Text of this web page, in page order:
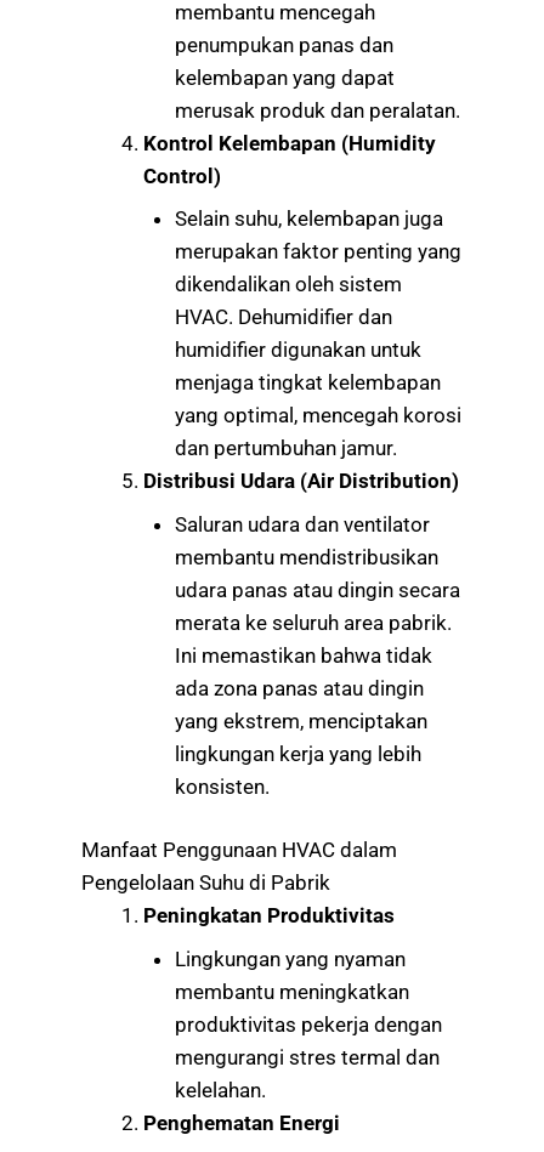
membantu mencegah
penumpukan panas dan
kelembapan yang dapat
merusak produk dan peralatan.
Kontrol Kelembapan (Humidity
Control)
Selain suhu, kelembapan juga
merupakan faktor penting yang
dikendalikan oleh sistem
HVAC. Dehumidifier dan
humidifier digunakan untuk
menjaga tingkat kelembapan
yang optimal, mencegah korosi
dan pertumbuhan jamur.
Distribusi Udara (Air Distribution)
Saluran udara dan ventilator
membantu mendistribusikan
udara panas atau dingin secara
merata ke seluruh area pabrik.
Ini memastikan bahwa tidak
ada zona panas atau dingin
yang ekstrem, menciptakan
lingkungan kerja yang lebih
konsisten.
Manfaat Penggunaan HVAC dalam
Pengelolaan Suhu di Pabrik
Peningkatan Produktivitas
Lingkungan yang nyaman
membantu meningkatkan
produktivitas pekerja dengan
mengurangi stres termal dan
kelelahan.
Penghematan Energi